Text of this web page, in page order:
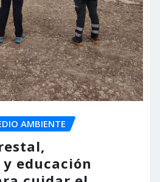
AMBIENTE
educación